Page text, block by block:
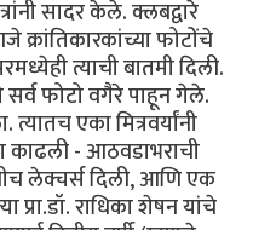
सादर केले. क्लबद्वारे
क्रांतिकारकांच्या फोटोंचे
त्याची बातमी दिली.
फोटो वगैरे पाहून गेले.
एका मित्रवर्यांनी
काढली - आठवडाभराची
लेक्चर्स दिली, आणि एक
प्रा.डॉ. राधिका शेषन यांचे